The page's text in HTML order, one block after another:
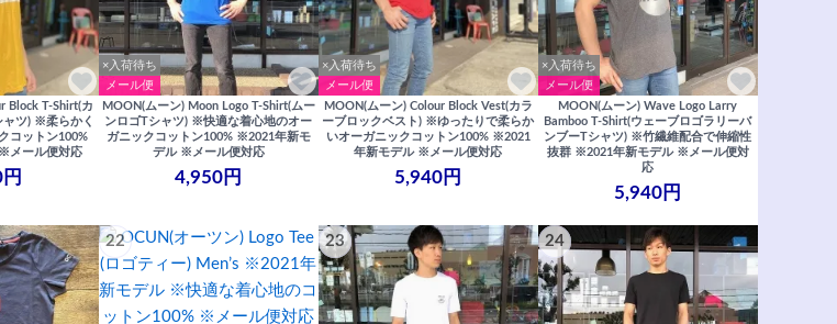
Block T-Shirt(カ
ャツ) ※柔らかく
コットン100%
メール便対応
×入荷待ち
メール便
MOON(ムーン) Moon Logo T-Shirt(ムー
ンロゴTシャツ) ※快適な着心地のオー
ガニックコットン100% ※2021年新モ
デル ※メール便対応
4,950円
×入荷待ち
メール便
MOON(ムーン) Colour Block Vest(カラ
ーブロックベスト) ※ゆったりで柔らか
いオーガニックコットン100% ※2021
年新モデル ※メール便対応
5,940円
×入荷待ち
メール便
MOON(ムーン) Wave Logo Larry
Bamboo T-Shirt(ウェーブロゴラリーバ
ンブーTシャツ) ※竹繊維配合で伸縮性
抜群 ※2021年新モデル ※メール便対
応
5,940円
22 23 24